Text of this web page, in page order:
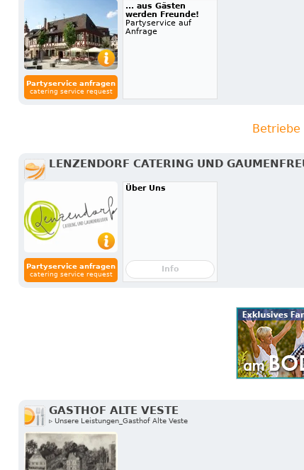
Partyservice anfragen
catering service request
... aus Gästen
werden Freunde!
Partyservice auf
Anfrage
Betriebe
LENZENDORF CATERING UND
Partyservice anfragen
catering service request
Über Uns
Info
GASTHOF ALTE VESTE
▹ Unsere Leistungen_Gasthof Alte Veste